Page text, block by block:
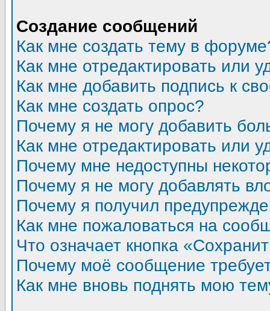
Создание сообщений
Как мне создать тему в
Как мне отредактировать или
Как мне добавить подпись к
Как мне создать опрос?
Почему я не могу добавить
Как мне отредактировать или
Почему мне недоступны
Почему я не могу добавлять
Почему я получил
Как мне пожаловаться на
Что означает кнопка
Почему моё сообщение
Как мне вновь поднять мою